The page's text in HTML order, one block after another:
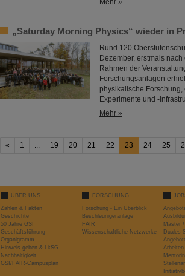
Mehr »
„Saturday Morning Physics“ wieder in
Rund 120
Dezember, erstmals
Rahmen der
Forschungsanlagen
physikalische
Experimente und -
Mehr »
« 1 ... 19 20 21 22 23 24 25
ÜBER UNS
Zahlen & Fakten
Geschichte
50 Jahre GSI
Geschäftsführung
Organigramm
Hinweis geben & LkSG
Nachhaltigkeit
GSI/FAIR-Campusplan
FORSCHUNG
Forschung - Ein Überblick
Beschleunigeranlage
FAIR
Wissenschaftliche Netzwerke
Master
Duales
Arbeiten